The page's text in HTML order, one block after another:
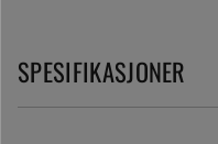
SPESIFIKASJONER